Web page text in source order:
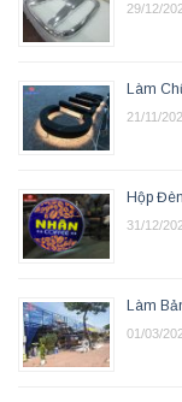
29/12/
Làm
21/11/
Hộp
31/12/
Làm
01/03/